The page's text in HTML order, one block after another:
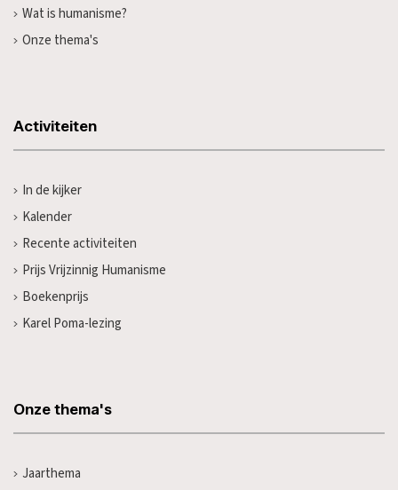
Wat is humanisme?
Onze thema's
Activiteiten
In de kijker
Kalender
Recente activiteiten
Prijs Vrijzinnig Humanisme
Boekenprijs
Karel Poma-lezing
Onze thema's
Jaarthema